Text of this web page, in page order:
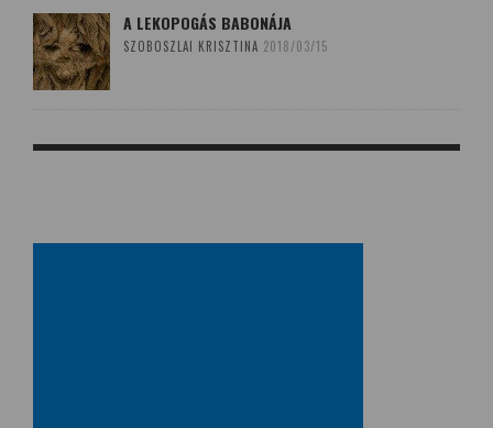
A LEKOPOGÁS BABONÁJA
SZOBOSZLAI KRISZTINA 2018/03/15